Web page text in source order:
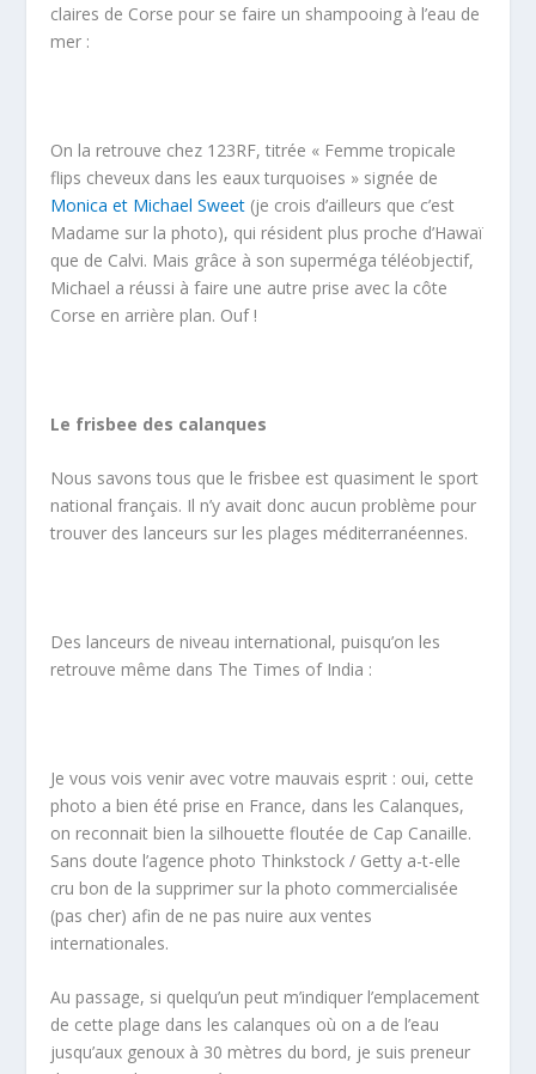
claires de Corse pour se faire un shampooing à l’eau de
mer :
On la retrouve chez 123RF, titrée « Femme tropicale
flips cheveux dans les eaux turquoises » signée de
Monica et Michael Sweet (je crois d’ailleurs que c’est
Madame sur la photo), qui résident plus proche d’Hawaï
que de Calvi. Mais grâce à son superméga téléobjectif,
Michael a réussi à faire une autre prise avec la côte
Corse en arrière plan. Ouf !
Le frisbee des calanques
Nous savons tous que le frisbee est quasiment le sport
national français. Il n’y avait donc aucun problème pour
trouver des lanceurs sur les plages méditerranéennes.
Des lanceurs de niveau international, puisqu’on les
retrouve même dans The Times of India :
Je vous vois venir avec votre mauvais esprit : oui, cette
photo a bien été prise en France, dans les Calanques,
on reconnait bien la silhouette floutée de Cap Canaille.
Sans doute l’agence photo Thinkstock / Getty a-t-elle
cru bon de la supprimer sur la photo commercialisée
(pas cher) afin de ne pas nuire aux ventes
internationales.
Au passage, si quelqu’un peut m’indiquer l’emplacement
de cette plage dans les calanques où on a de l’eau
jusqu’aux genoux à 30 mètres du bord, je suis preneur